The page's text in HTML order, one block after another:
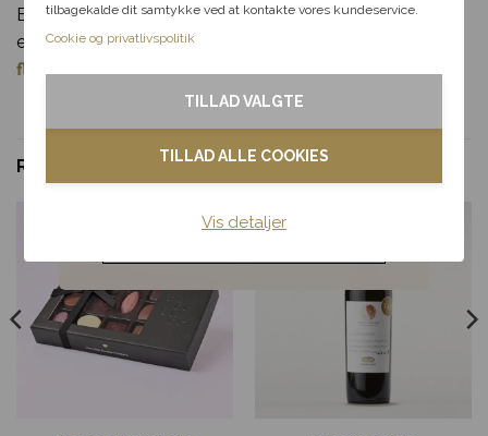
tilbagekalde dit samtykke ved at kontakte vores kundeservice.
Cookie og privatlivspolitik
TILLAD ALLE COOKIES
TILLAD VALGTE
Vis detaljer
Bestil din “Frisk buket lyslilla tulipaner” i dag, og lad dens
elegance og skønhed sprede lys og forårsglæde.
flere tulipaner her.
RELATEREDE VARER
Kondolence
Blomster til hjemmet